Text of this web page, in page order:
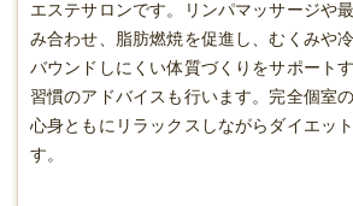
エステサロンです。リンパマッサージや
み合わせ、脂肪燃焼を促進し、むくみや
バウンドしにくい体質づくりをサポート
習慣のアドバイスも行います。完全個室
心身ともにリラックスしながらダイエッ
す。